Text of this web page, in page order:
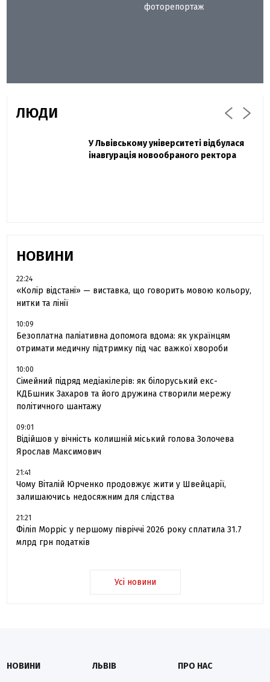
фоторепортаж
ЛЮДИ
Павло Дак
Захисник "Азовсталі" Діанов вдруге
одружився та показав фото з весілля
У Львівському університеті відбулася
інавгурація новообраного ректора
НОВИНИ
22:24
«Колір відстані» — виставка, що говорить мовою кольору,
нитки та лінії
10:09
Безоплатна паліативна допомога вдома: як українцям
отримати медичну підтримку під час важкої хвороби
10:00
Сімейний підряд медіакілерів: як білоруський екс-
КДБшник Захаров та його дружина створили мережу
політичного шантажу
09:01
Відійшов у вічність колишній міський голова Золочева
Ярослав Максимович
21:41
Чому Віталій Юрченко продовжує жити у Швейцарії,
залишаючись недосяжним для слідства
21:21
Філіп Морріс у першому півріччі 2026 року сплатила 31.7
млрд грн податків
Усі новини
НОВИНИ
ЛЬВІВ
ПРО НАС